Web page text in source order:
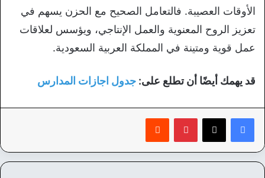
الأوقات العصيبة. فالتعامل الصحيح مع الحزن يسهم في
تعزيز الروح المعنوية والعمل الإنتاجي، ويؤسس لعلاقات
عمل قوية ومتينة في المملكة العربية السعودية.
قد يهمك أيضًا أن تطلع على: جدول اجازات المدارس
بينتيريست